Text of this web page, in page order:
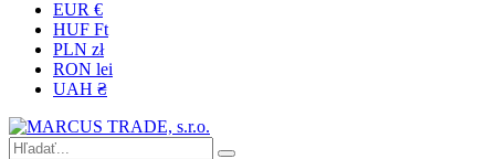
EUR €
HUF Ft
PLN zł
RON lei
UAH ₴